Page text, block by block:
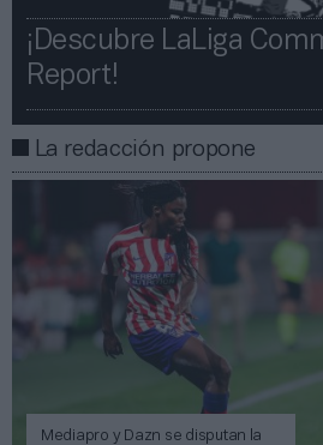
¡Descubre LaLiga
Report!​​
La redacción propone
Mediapro y Dazn se disputan la